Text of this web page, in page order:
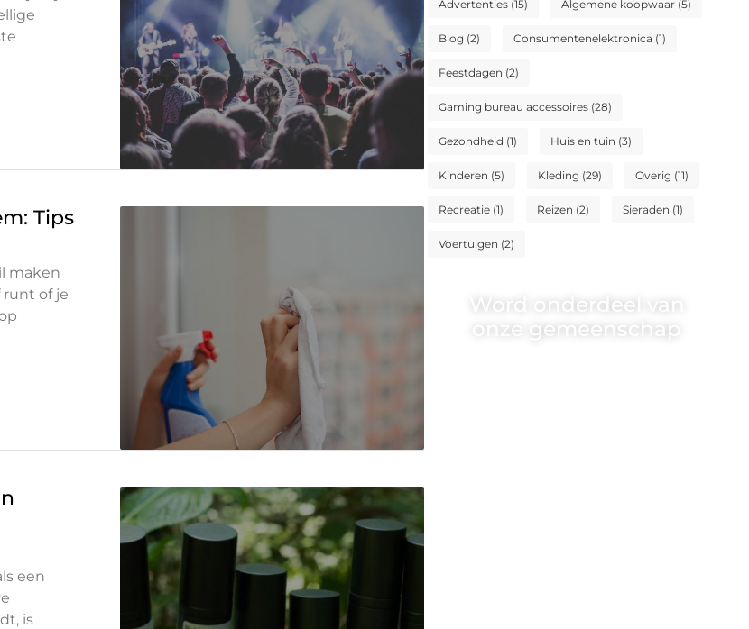
Advertenties (15) Algemene koopwaar (5)
Blog (2) Consumentenelektronica (1)
Feestdagen (2)
Gaming bureau accessoires (28)
Gezondheid (1) Huis en tuin (3)
Kinderen (5) Kleding (29) Overig (11)
Recreatie (1) Reizen (2) Sieraden (1)
Voertuigen (2)
Word onderdeel van
onze gemeenschap
Tips
maken
runt of je
een
is